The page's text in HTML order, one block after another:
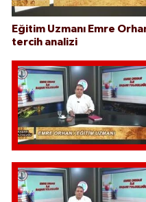
Eğitim Uzmanı Emre
tercih analizi